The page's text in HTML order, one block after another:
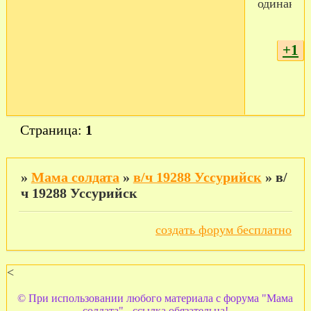
+1
Страница: 1
» Мама солдата » в/ч 19288 Уссурийск » в/
ч 19288 Уссурийск
создать форум бесплатно
<
© При использовании любого материала с форума "Мама